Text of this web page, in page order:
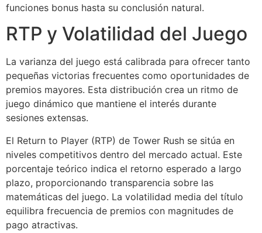
funciones bonus hasta su conclusión natural.
RTP y Volatilidad del Juego
La varianza del juego está calibrada para ofrecer tanto
pequeñas victorias frecuentes como oportunidades de
premios mayores. Esta distribución crea un ritmo de
juego dinámico que mantiene el interés durante
sesiones extensas.
El Return to Player (RTP) de Tower Rush se sitúa en
niveles competitivos dentro del mercado actual. Este
porcentaje teórico indica el retorno esperado a largo
plazo, proporcionando transparencia sobre las
matemáticas del juego. La volatilidad media del título
equilibra frecuencia de premios con magnitudes de
pago atractivas.